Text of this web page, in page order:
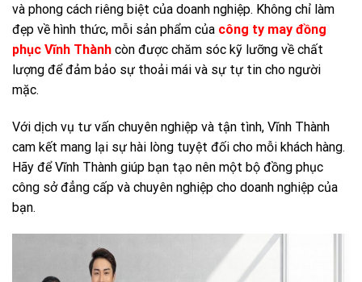
và phong cách riêng biệt của doanh nghiệp. Không chỉ làm
đẹp về hình thức, mỗi sản phẩm của công ty may đồng
phục Vĩnh Thành còn được chăm sóc kỹ lưỡng về chất
lượng để đảm bảo sự thoải mái và sự tự tin cho người
mặc.
Với dịch vụ tư vấn chuyên nghiệp và tận tình, Vĩnh Thành
cam kết mang lại sự hài lòng tuyệt đối cho mỗi khách hàng.
Hãy để Vĩnh Thành giúp bạn tạo nên một bộ đồng phục
công sở đẳng cấp và chuyên nghiệp cho doanh nghiệp của
bạn.